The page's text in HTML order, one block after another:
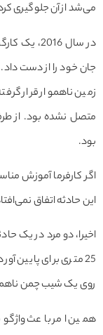
از آن جلوگیری کرد “.
ناهموار قرار گرفته
نشده بود. از طرفی
کارفرما آموزش مناسب
اتفاق نمی‌افتاد.
دو مرد در یک حادثه
متری برای پایین
یک شیب چمن ناهموار
امر باعث واژگونی